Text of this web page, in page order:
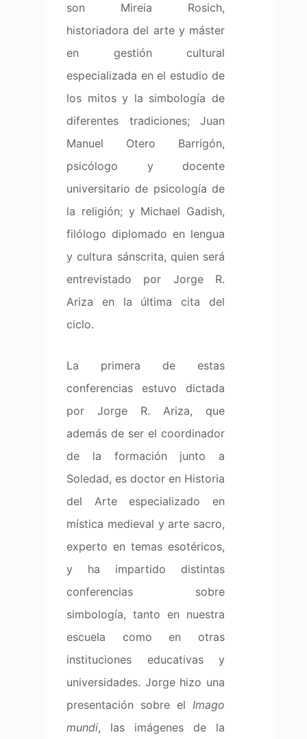
son Mireia Rosich,
historiadora del arte y máster
en gestión cultural
especializada en el estudio de
los mitos y la simbología de
diferentes tradiciones; Juan
Manuel Otero Barrigón,
psicólogo y docente
universitario de psicología de
la religión; y Michael Gadish,
filólogo diplomado en lengua
y cultura sánscrita, quien será
entrevistado por Jorge R.
Ariza en la última cita del
ciclo.
La primera de estas
conferencias estuvo dictada
por Jorge R. Ariza, que
además de ser el coordinador
de la formación junto a
Soledad, es doctor en Historia
del Arte especializado en
mística medieval y arte sacro,
experto en temas esotéricos,
y ha impartido distintas
conferencias sobre
simbología, tanto en nuestra
escuela como en otras
instituciones educativas y
universidades. Jorge hizo una
presentación sobre el Imago
mundi, las imágenes de la